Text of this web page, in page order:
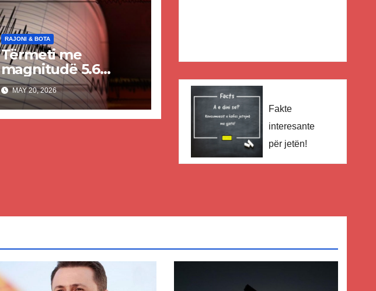
RAJONI & BOTA
Tërmeti me
magnitudë 5.6
shkallë godet
Turqinë
MAY 20, 2026
Fakte
interesante
për jetën!